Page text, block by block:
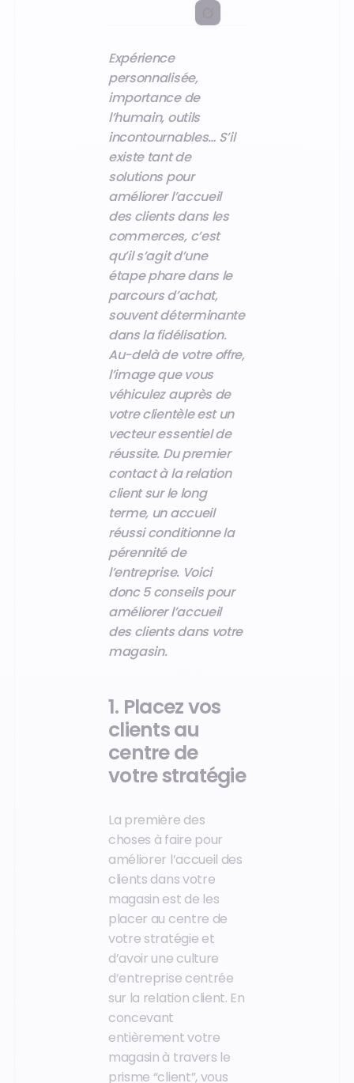
Expérience
personnalisée,
importance de
l’humain, outils
incontournables… S’il
existe tant de
solutions pour
améliorer l’accueil
des clients dans les
commerces, c’est
qu’il s’agit d’une
étape phare dans le
parcours d’achat,
souvent déterminante
dans la fidélisation.
Au-delà de votre offre,
l’image que vous
véhiculez auprès de
votre clientèle est un
vecteur essentiel de
réussite. Du premier
contact à la relation
client sur le long
terme, un accueil
réussi conditionne la
pérennité de
l’entreprise. Voici
donc 5 conseils pour
améliorer l’accueil
des clients dans votre
magasin.
1. Placez vos
clients au
centre de
votre stratégie
La première des
choses à faire pour
améliorer l’accueil des
clients dans votre
magasin est de les
placer au centre de
votre stratégie et
d’avoir une culture
d’entreprise centrée
sur la relation client. En
concevant
entièrement votre
magasin à travers le
prisme “client”, vous